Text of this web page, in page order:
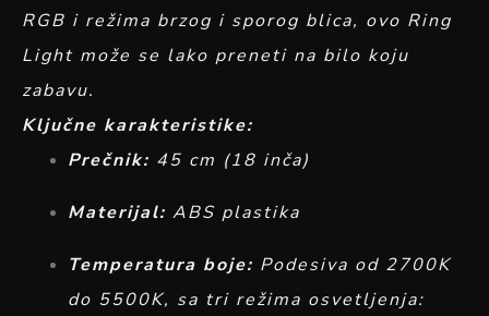
RGB i režima brzog i sporog blica, ovo Ring
Light može se lako preneti na bilo koju
zabavu.
Ključne karakteristike:
Prečnik: 45 cm (18 inča)
Materijal: ABS plastika
Temperatura boje: Podesiva od 2700K
do 5500K, sa tri režima osvetljenja: